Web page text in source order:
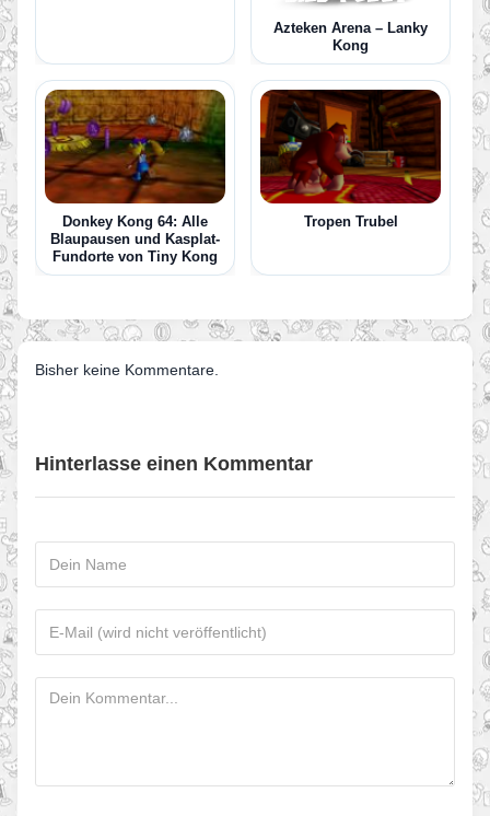
Azteken Arena – Lanky
Kong
Donkey Kong 64: Alle
Blaupausen und Kasplat-
Fundorte von Tiny Kong
Tropen Trubel
Bisher keine Kommentare.
Hinterlasse einen Kommentar